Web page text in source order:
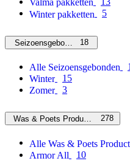
Valma pakketten
Winter pakketten
5
Seizoensgebonden18
Alle Seizoensgebonden
Winter
15
Zomer
3
Was & Poets Producten 278
Alle Was & Poets
Armor All
10